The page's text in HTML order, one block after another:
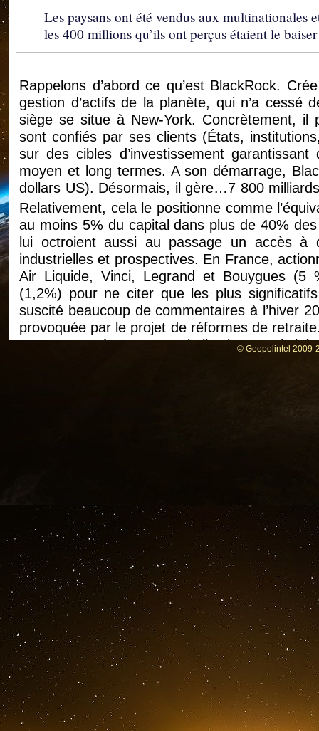
Les paysans ont été vendus aux multinationales
les 400 millions qu’ils ont perçus étaient le
Rappelons d’abord ce qu’est BlackRock.
gestion d’actifs de la planète, qui n’a cessé
siège se situe à New-York. Concrètement,
sont confiés par ses clients (États,
sur des cibles d’investissement
moyen et long termes. A son démarrage,
dollars US). Désormais, il gère…7 800
Relativement, cela le positionne comme
au moins 5% du capital dans plus de 40%
lui octroient aussi au passage un accès à
industrielles et prospectives. En France,
Air Liquide, Vinci, Legrand et Bouygues
(1,2%) pour ne citer que les plus
suscité beaucoup de commentaires à l’hiver
provoquée par le projet de réformes de
vers un système par capitalisation serait
parfaitement assumée se superpose
développement durable. BlackRock
stade, les 150 milliards de dollars
actifs sous gestion. Néanmoins, fort de ses
multinationales, il entend désormais
opérations qui ne seraient pas exemplaires
exemple, les dirigeants de BlackRock
déforestation proférées en 2019 à leur
de JBS Friboi, entreprise brésilienne qui
bœuf. Depuis, BlackRock demande des
disséminés sur tous les continents, à ce que
dans toutes les sociétés où le fonds est
beaucoup de monde sur la liste.
© Geopolintel 2009-